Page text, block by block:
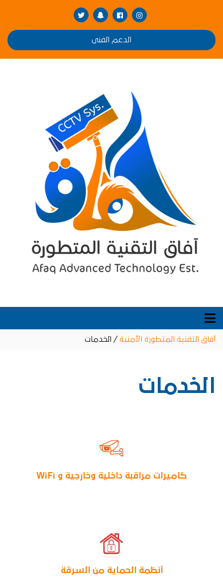
الدعم الفنى
أفاق التقنية المتطورة الأمنية / الخدمات
الخدمات
كاميرات مراقبة داخلية وخارجية و WiFi
أنظمة الحماية من السرقة